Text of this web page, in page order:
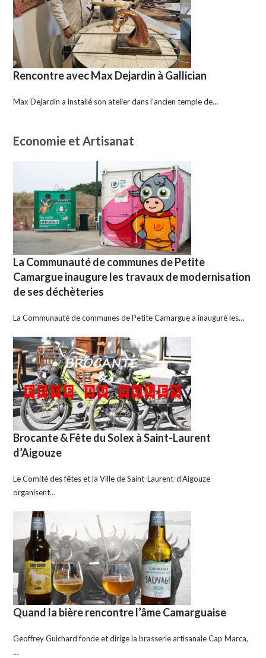
Rencontre avec Max Dejardin à Gallician
Max Dejardin a installé son atelier dans l’ancien temple de…
Economie et Artisanat
La Communauté de communes de Petite
Camargue inaugure les travaux de modernisation
de ses déchèteries
La Communauté de communes de Petite Camargue a inauguré les…
Brocante & Fête du Solex à Saint-Laurent
d’Aigouze
Le Comité des fêtes et la Ville de Saint-Laurent-d’Aigouze
organisent…
Quand la bière rencontre l’âme Camarguaise
Geoffrey Guichard fonde et dirige la brasserie artisanale Cap Marca,
…